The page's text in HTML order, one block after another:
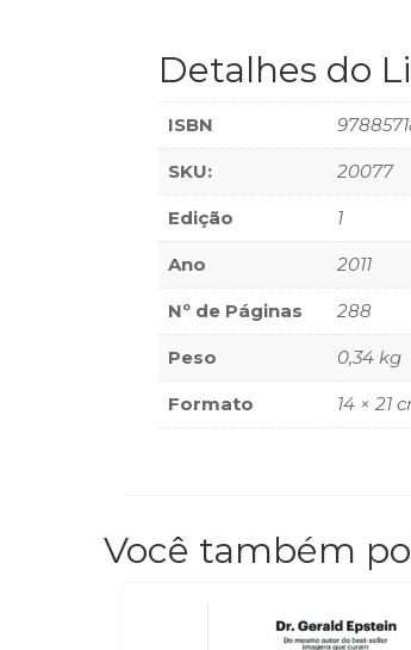
Detalhes do
ISBN
SKU: 20077
Edição 1
Ano 2011
Nº de Páginas 288
Peso 0,34 kg
Formato 14 × 21
Você também